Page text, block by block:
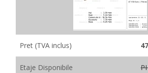
Pret (TVA inclus)
Etaje Disponibile